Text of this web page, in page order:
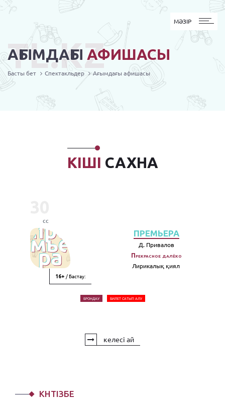
MӘЗІР
МӘЗІР
АҒЫМДАҒЫ АФИШАСЫ
TL.KZ
Басты бет Спектакльдер Ағымдағы афишасы
КІШІ САХНА
сс
16+ / Бастау:
ПРЕМЬЕРА
Д. Привалов
Прекрасное далёко
Лирикалық қиял
БРОНДАУ БИЛЕТ САТЫП АЛУ
келесі ай
КҮНТІЗБЕ